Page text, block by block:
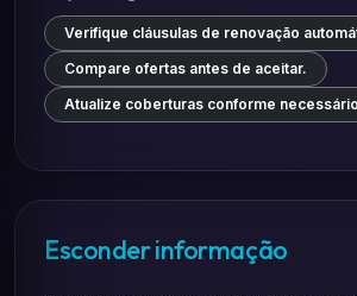
Verifique cláusulas de renovação
Compare ofertas antes de aceitar.
Atualize coberturas conforme
Esconder informação